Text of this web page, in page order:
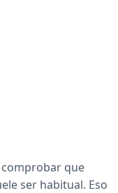
que
ser habitual. Eso